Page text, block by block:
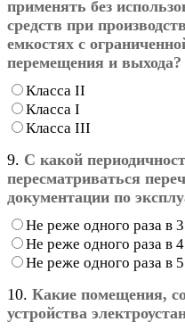
применять без
средств при
емкостях с
перемещения и выхода?
Класса II
Класса I
Класса III
9. С какой
пересматриваться
документации по
Не реже одного раза в
Не реже одного раза в
Не реже одного раза в 5
10. Какие помещения,
устройства